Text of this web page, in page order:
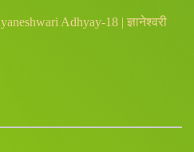
Adhyay-18 | ज्ञानेश्वरी